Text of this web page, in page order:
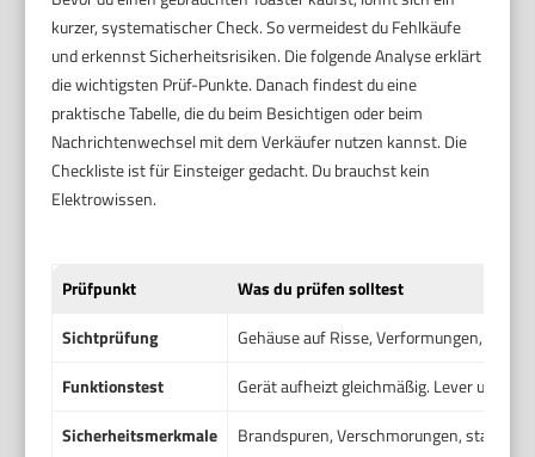
kurzer, systematischer Check. So vermeidest du Fehlkäufe
und erkennst Sicherheitsrisiken. Die folgende Analyse erklärt
die wichtigsten Prüf-Punkte. Danach findest du eine
praktische Tabelle, die du beim Besichtigen oder beim
Nachrichtenwechsel mit dem Verkäufer nutzen kannst. Die
Checkliste ist für Einsteiger gedacht. Du brauchst kein
Elektrowissen.
Prüfpunkt
Was du prüfen solltest
Sichtprüfung
Gehäuse auf Risse, Verformungen, Rost.
Funktionstest
Gerät aufheizt gleichmäßig. Lever und
Sicherheitsmerkmale
Brandspuren, Verschmorungen, starker